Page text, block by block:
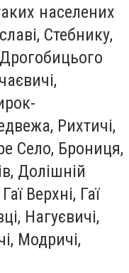
населених
Стебнику,
Рихтичі,
Село, Брониця,
Долішній
Верхні, Гаї
Нагуєвичі,
Модричі,